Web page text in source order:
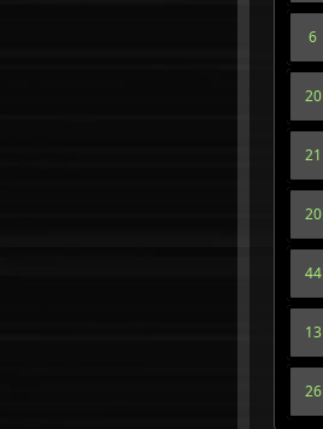
6
20
21
20
44
13
26